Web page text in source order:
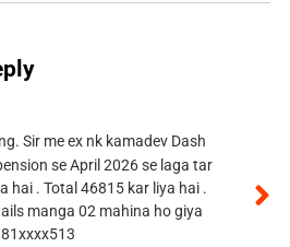
Sir me ex nk kamadev Dash
se April 2026 se laga tar
hai . Total 46815 kar liya hai .
manga 02 mahina ho giya